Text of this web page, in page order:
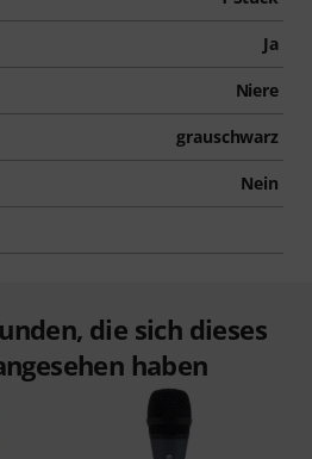
Ja
Niere
grauschwarz
Nein
die sich dieses
haben